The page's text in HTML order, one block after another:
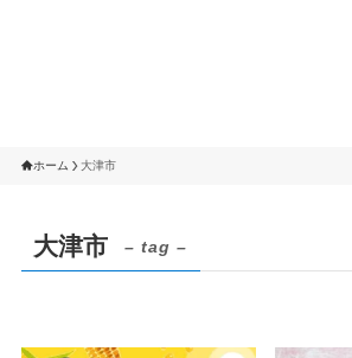
ホーム 大津市
大津市 – tag –